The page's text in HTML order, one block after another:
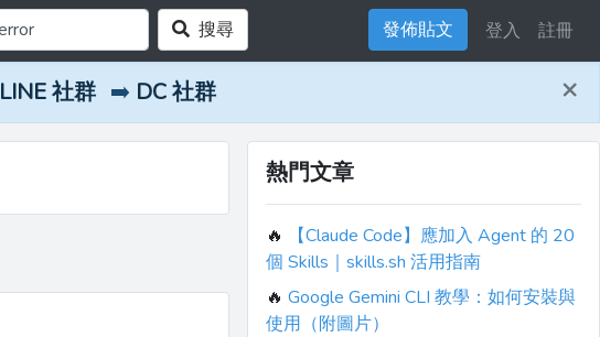
搜尋 發佈貼文 登入 註冊
LINE 社群 ➡️ DC 社群 ×
熱門文章
🔥
【Claude Code】應加入 Agent 的 20
個 Skills｜skills.sh 活用指南
🔥 Google Gemini CLI 教學：如何安裝與
使用（附圖片）